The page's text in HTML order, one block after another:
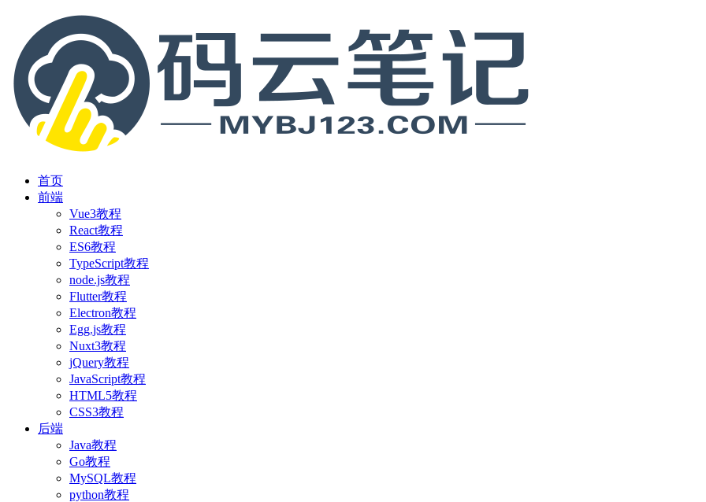
首页
前端
Vue3教程
React教程
ES6教程
TypeScript教程
node.js教程
Flutter教程
Electron教程
Egg.js教程
Nuxt3教程
jQuery教程
JavaScript教程
HTML5教程
CSS3教程
后端
Java教程
Go教程
MySQL教程
python教程